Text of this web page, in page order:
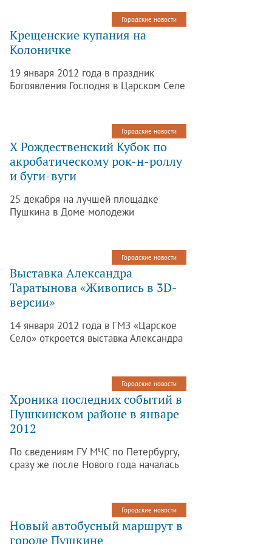
Городские новости
Крещенские купания на
Колоничке
19 января 2012 года в праздник
Богоявления Господня в Царском Селе
Городские новости
Х Рождественский Кубок по
акробатическому рок-н-роллу
и буги-вуги
25 декабря на лучшей площадке
Пушкина в Доме молодежи
акробатическому рок-н-роллу и буги-
вуги «Х Рождественский Кубок». В
турнире участвовали сильнейшие
спортсмены Петербурга и других
российских городов.
Городские новости
Выставка Александра
Таратынова «Живопись в 3D-
версии»
14 января 2012 года в ГМЗ «Царское
Село» откроется выставка Александра
живописи» Леонардо да Винчи.
Городские новости
Хроника последних событий в
Пушкинском районе в январе
2012
По сведениям ГУ МЧС по Петербургу,
сразу же после Нового года началась
праздновали Рождество и новогодние
праздники, неизвестные
правонарушители совершили
ограбление квартиры. Из-за
Городские новости
Новый автобусный маршрут в
городе Пушкине